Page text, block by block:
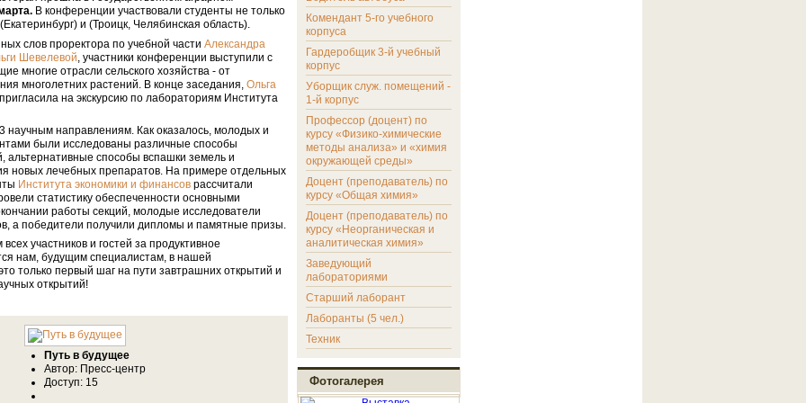
В конференции участвовали студенты не только
и (Троицк, Челябинская область).
слов проректора по учебной части Александра
Шевелевой , участники конференции выступили с
многие отрасли сельского хозяйства - от
многолетних растений. В конце заседания, Ольга
на экскурсию по лабораториям Института
направлениям. Как оказалось, молодых и
были исследованы различные способы
альтернативные способы вспашки земель и
новых лечебных препаратов. На примере отдельных
Института экономики и финансов рассчитали
статистику обеспеченности основными
работы секций, молодые исследователи
а победители получили дипломы и памятные призы.
участников и гостей за продуктивное
нам, будущим специалистам, в нашей
только первый шаг на пути завтрашних открытий и
открытий!
Путь в будущее
Автор: Пресс-центр
Доступ: 15
Комендант 5-го учебного
корпуса
Гардеробщик 3-й учебный
корпус
Уборщик служ. помещений -
1-й корпус
Профессор (доцент) по
курсу «Физико-химические
методы анализа» и «химия
окружающей среды»
Доцент (преподаватель) по
курсу «Общая химия»
Доцент (преподаватель) по
курсу «Неорганическая и
аналитическая химия»
Заведующий
лабораториями
Старший лаборант
Лаборанты (5 чел.)
Техник
Фотогалерея